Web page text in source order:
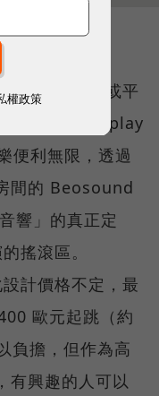
官網
芽能與手機或平
、Apple Airplay
便利無限，透過
間的 Beosound
響」的真正定
搖滾區。
計價格不定，最
歐元起跳（約
負擔，但作為高
有興趣的人可以
權政策